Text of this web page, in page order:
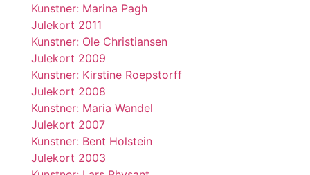
Kunstner: Marina Pagh
Julekort 2011
Kunstner: Ole Christiansen
Julekort 2009
Kunstner: Kirstine Roepstorff
Julekort 2008
Kunstner: Maria Wandel
Julekort 2007
Kunstner: Bent Holstein
Julekort 2003